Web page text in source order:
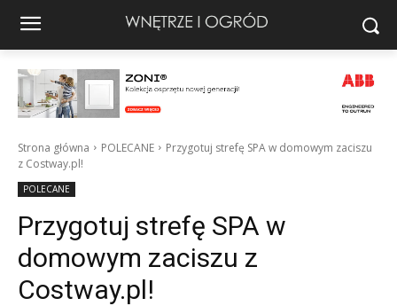
Strona główna POLECANE
Przygotuj strefę SPA w domowym zaciszu
z Costway.pl!
POLECANE
Przygotuj strefę SPA w
domowym zaciszu z
Costway.pl!